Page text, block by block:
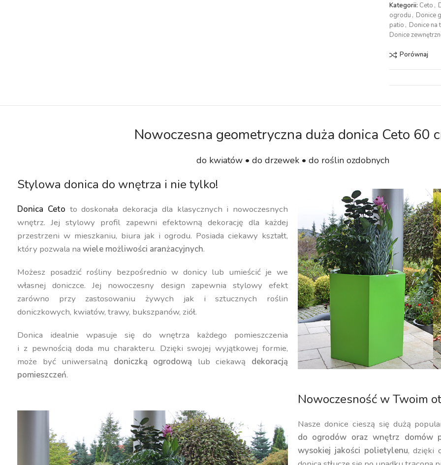
Kategorii: Ceto ,
ogrodu , Donice
patio , Donice na
Donice
Porównaj
Nowoczesna geometryczna duża donica Ceto 60
do kwiatów • do drzewek • do roślin ozdobnych
Stylowa donica do wnętrza i nie tylko!
Donica Ceto to doskonała dekoracja dla klasycznych i nowoczesnych
wnętrz. Jej stylowy profil zapewni efektowną dekorację dla każdej
przestrzeni w mieszkaniu, biura jak i ogrodu. Posiada ciekawy kształt,
który pozwala nawiele możliwości aranżacyjnych.
Możesz posadzić rośliny bezpośrednio w donicy lub umieścić je we
własnej doniczce. Jej nowoczesny design zapewnia stylowy efekt
zarówno przy zastosowaniu żywych jak i sztucznych roślin
doniczkowych, kwiatów, trawy, bukszpanów, ziół.
Donica idealnie wpasuje się do wnętrza każdego pomieszczenia
i z pewnością doda mu charakteru. Dzięki swojej wyjątkowej formie,
może być uniwersalną doniczką ogrodową lub ciekawą dekoracją
pomieszczeń.
Nowoczesność w Twoim
Nasze donice cieszą się dużą
do ogrodów oraz wnętrz domów
wysokiej jakości polietylenu, dzięki